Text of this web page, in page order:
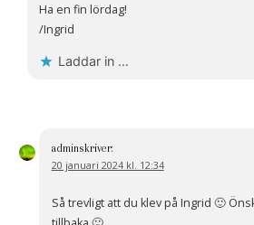
Ha en fin lördag!
/Ingrid
Laddar in …
adminskriver:
20 januari 2024 kl. 12:34
Så trevligt att du klev på Ingrid 🙂